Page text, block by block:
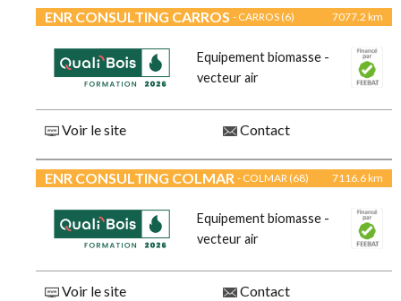
ENR CONSULTING CARROS - CARROS (6) 7077.2 km
Equipement biomasse -
vecteur air
Voir le site Contact
ENR CONSULTING COLMAR - COLMAR (68) 7116.6 km
Equipement biomasse -
vecteur air
Voir le site Contact